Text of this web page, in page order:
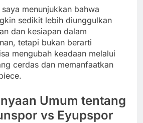
menunjukkan bahwa
sedikit lebih diunggulkan
dan kesiapan dalam
tetapi bukan berarti
mengubah keadaan melalui
cerdas dan memanfaatkan
Umum tentang
vs Eyupspor